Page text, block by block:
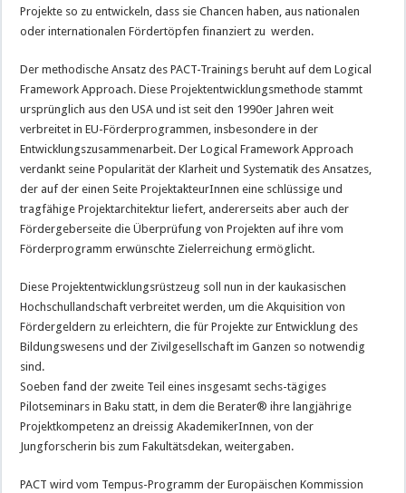
Projekte so zu entwickeln, dass sie Chancen haben, aus nationalen
oder internationalen Fördertöpfen finanziert zu werden.
Der methodische Ansatz des PACT-Trainings beruht auf dem Logical
Framework Approach. Diese Projektentwicklungsmethode stammt
ursprünglich aus den USA und ist seit den 1990er Jahren weit
verbreitet in EU-Förderprogrammen, insbesondere in der
Entwicklungszusammenarbeit. Der Logical Framework Approach
verdankt seine Popularität der Klarheit und Systematik des Ansatzes,
der auf der einen Seite ProjektakteurInnen eine schlüssige und
tragfähige Projektarchitektur liefert, andererseits aber auch der
Fördergeberseite die Überprüfung von Projekten auf ihre vom
Förderprogramm erwünschte Zielerreichung ermöglicht.
Diese Projektentwicklungsrüstzeug soll nun in der kaukasischen
Hochschullandschaft verbreitet werden, um die Akquisition von
Fördergeldern zu erleichtern, die für Projekte zur Entwicklung des
Bildungswesens und der Zivilgesellschaft im Ganzen so notwendig
sind.
Soeben fand der zweite Teil eines insgesamt sechs-tägiges
Pilotseminars in Baku statt, in dem die Berater® ihre langjährige
Projektkompetenz an dreissig AkademikerInnen, von der
Jungforscherin bis zum Fakultätsdekan, weitergaben.
PACT wird vom Tempus-Programm der Europäischen Kommission